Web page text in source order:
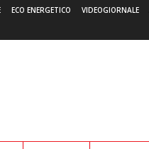
ECO ENERGETICO VIDEOGIORNALE